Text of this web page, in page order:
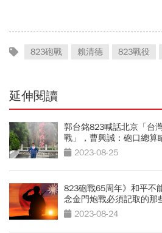
823砲戰 賴清德 823戰役
延伸閱讀
郭台銘823喊話北京「台
戰」，曹興誠：砲口總算
2023-08-25
823砲戰65周年》和平不
念金門炮戰必須記取的那
2023-08-24